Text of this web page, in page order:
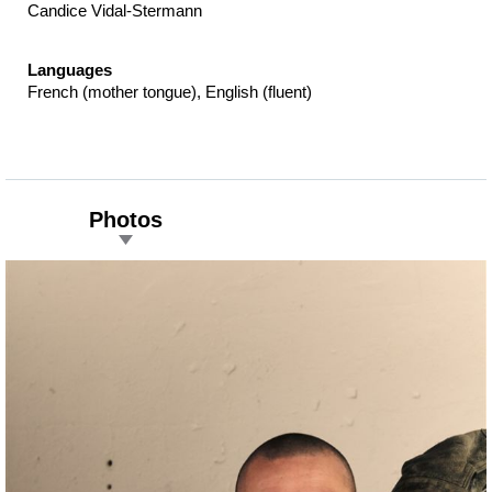
Candice Vidal-Stermann
Languages
French (mother tongue), English (fluent)
Photos